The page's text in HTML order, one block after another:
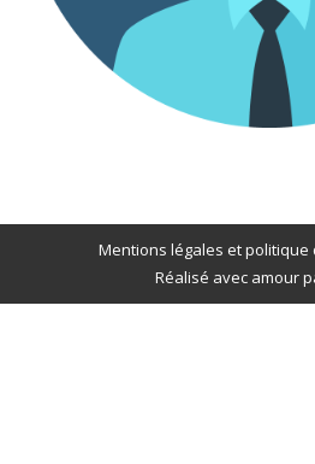
Mentions légales et
Réalisé avec amour